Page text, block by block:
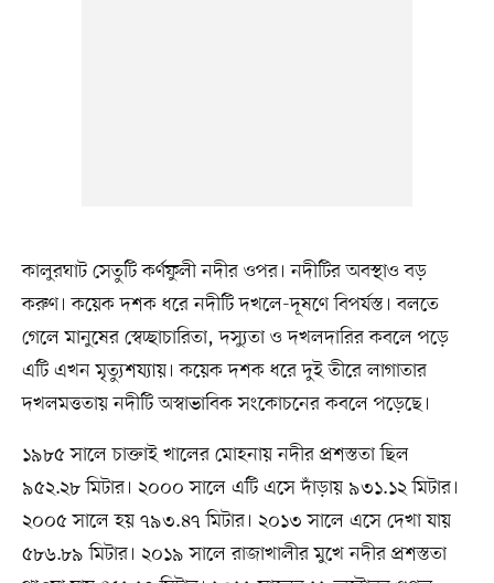
কালুরঘাট সেতুটি কর্ণফুলী নদীর ওপর। নদীটির অবস্থাও বড়
করুণ। কয়েক দশক ধরে নদীটি দখলে-দূষণে বিপর্যস্ত। বলতে
গেলে মানুষের স্বেচ্ছাচারিতা, দস্যুতা ও দখলদারির কবলে পড়ে
এটি এখন মৃত্যুশয্যায়। কয়েক দশক ধরে দুই তীরে লাগাতার
দখলমত্ততায় নদীটি অস্বাভাবিক সংকোচনের কবলে পড়েছে।
১৯৮৫ সালে চাক্তাই খালের মোহনায় নদীর প্রশস্ততা ছিল
৯৫২.২৮ মিটার। ২০০০ সালে এটি এসে দাঁড়ায় ৯৩১.১২ মিটার।
২০০৫ সালে হয় ৭৯৩.৪৭ মিটার। ২০১৩ সালে এসে দেখা যায়
৫৮৬.৮৯ মিটার। ২০১৯ সালে রাজাখালীর মুখে নদীর প্রশস্ততা